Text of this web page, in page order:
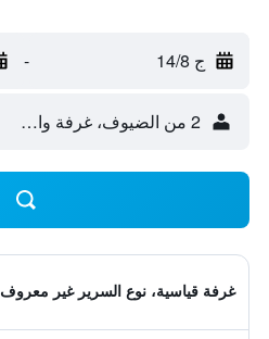
ج 14/8 -
2 من الضيوف، غرفة واحدة
غرفة قياسية، نوع السرير غير معروف